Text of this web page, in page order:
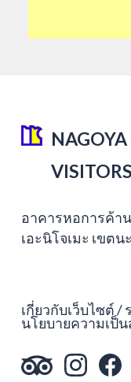
อาคารหอการค้า
เอะนิโจเมะ เขต
เกี่ยวกับเว็บไซต์
นโยบายความเป็